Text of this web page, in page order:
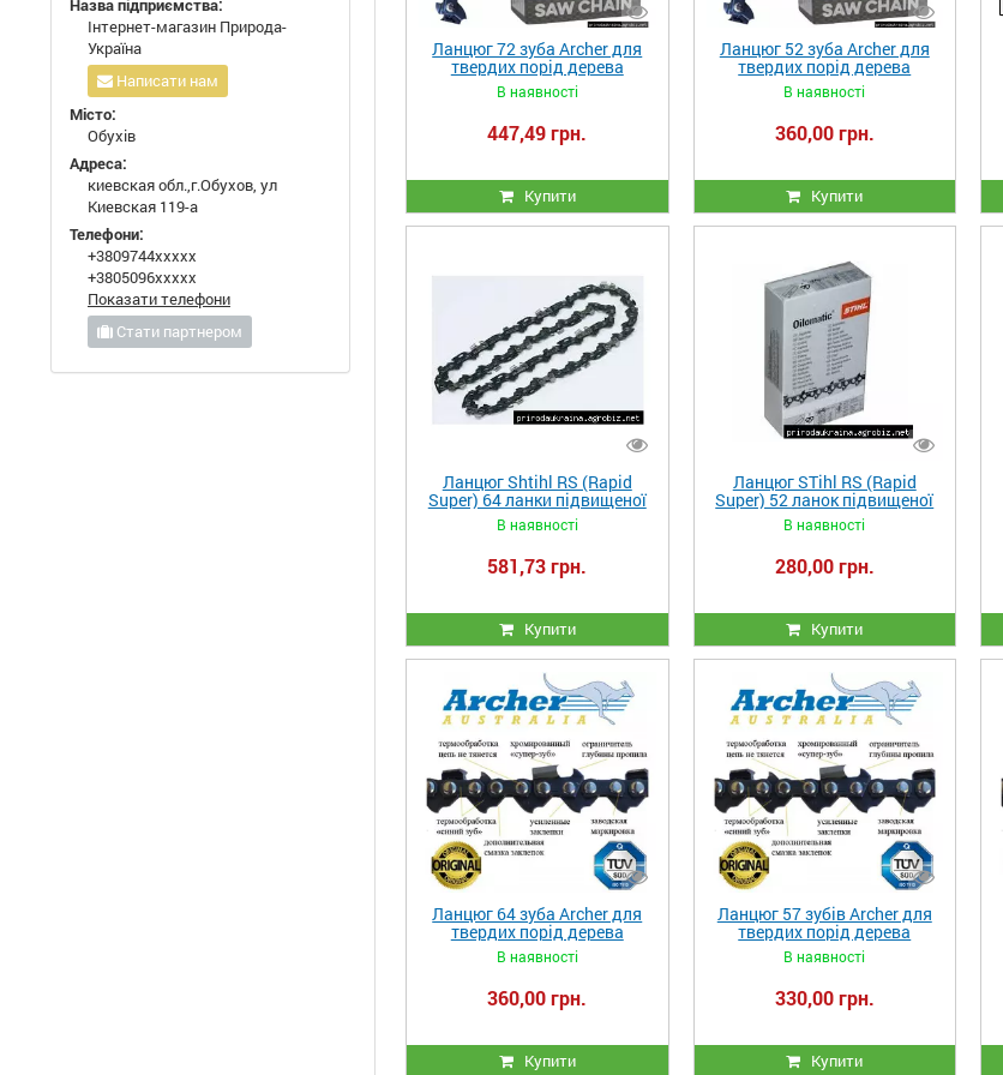
Ланцюг 72 зуба Archer для
твердих порід дерева
В наявності
447,49 грн.
Купити
Ланцюг 52 зуба Archer для
твердих порід дерева
В наявності
360,00 грн.
Купити
Ланцюг Shtihl RS (Rapid
Super) 64 ланки підвищеної
міцності
В наявності
581,73 грн.
Купити
Ланцюг STihl RS (Rapid
Super) 52 ланок підвищеної
міцності
В наявності
280,00 грн.
Купити
Ланцюг 64 зуба Archer для
твердих порід дерева
В наявності
360,00 грн.
Купити
Ланцюг 57 зубів Archer для
твердих порід дерева
В наявності
330,00 грн.
Купити
Інтернет-магазин Природа-
Україна
Написати нам
Місто:
Обухів
Адреса:
киевская обл.,г.Обухов, ул
Киевская 119-а
Телефони:
+3809744xxxxx
+3805096xxxxx
Показати телефони
Стати партнером